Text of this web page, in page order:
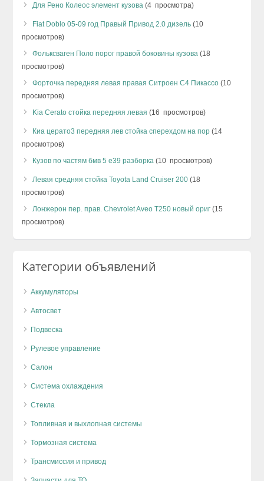
Для Рено Колеос элемент кузова (4 просмотра)
Fiat Doblo 05-09 год Правый Привод 2.0 дизель (10
просмотров)
Фольксваген Поло порог правой боковины кузова (18
просмотров)
Форточка передняя левая правая Ситроен С4 Пикассо (10
просмотров)
Kia Cerato стойка передняя левая (16 просмотров)
Киа церато3 передняя лев стойка сперехдом на пор (14
просмотров)
Кузов по частям бмв 5 е39 разборка (10 просмотров)
Левая средняя стойка Toyota Land Cruiser 200 (18
просмотров)
Лонжерон пер. прав. Chevrolet Aveo T250 новый ориг (15
просмотров)
Категории объявлений
Аккумуляторы
Автосвет
Подвеска
Рулевое управление
Салон
Система охлаждения
Стекла
Топливная и выхлопная системы
Тормозная система
Трансмиссия и привод